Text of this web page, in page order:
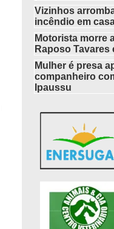
Vizinhos
incêndio em
Motorista morre
Raposo Tavares
Mulher é presa
companheiro
Ipaussu